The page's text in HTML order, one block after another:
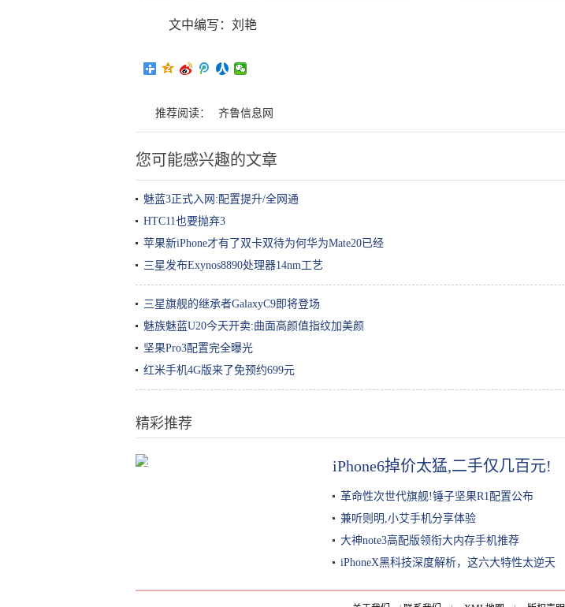
文中编写：刘艳
推荐阅读： 齐鲁信息网
您可能感兴趣的文章
魅蓝3正式入网:配置提升/全网通
HTC11也要抛弃3
苹果新iPhone才有了双卡双待为何华为Mate20已经
三星发布Exynos8890处理器14nm工艺
三星旗舰的继承者GalaxyC9即将登场
魅族魅蓝U20今天开卖:曲面高颜值指纹加美颜
坚果Pro3配置完全曝光
红米手机4G版来了免预约699元
精彩推荐
天津这家星巴克居然有100年的历
iPhone6掉价太猛,二手仅几百元!
革命性次世代旗舰!锤子坚果R1配置公布
兼听则明,小艾手机分享体验
大神note3高配版领衔大内存手机推荐
iPhoneX黑科技深度解析，这六大特性太逆天